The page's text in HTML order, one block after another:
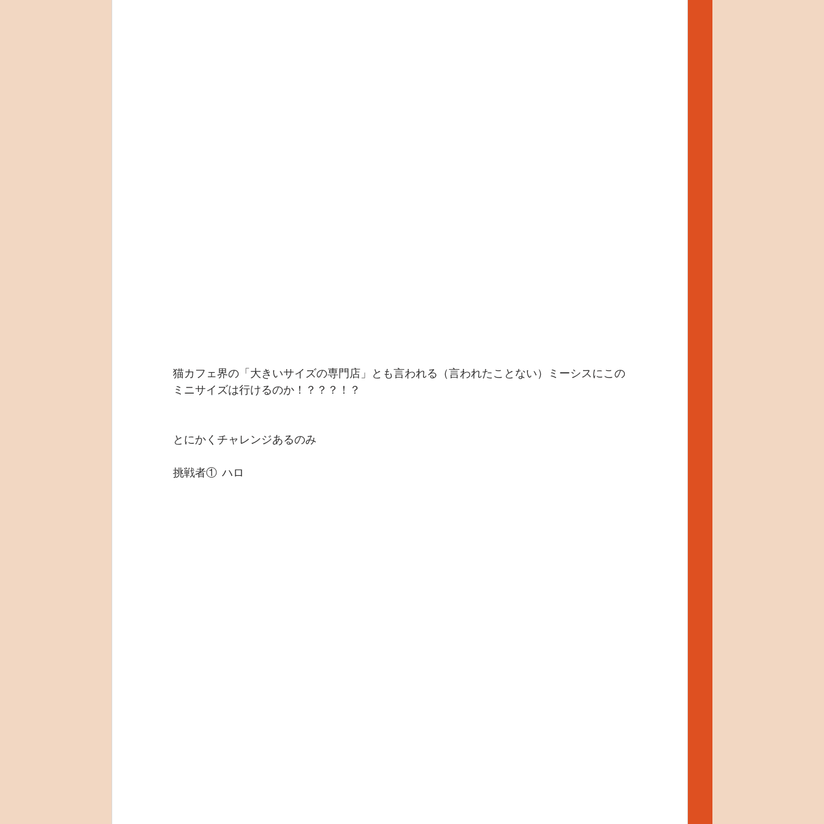
猫カフェ界の「大きいサイズの専門店」とも言われる（言われたことない）ミーシスにこの
ミニサイズは行けるのか！？？？！？
とにかくチャレンジあるのみ
挑戦者①  ハロ